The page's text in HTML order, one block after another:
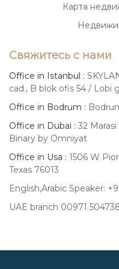
Карта
Свяжитесь с нами
Office in Istanbul :
cad., B blok ofis 54 / Lobi
Office in Bodrum :
Office in Dubai : 32
Binary by Omniyat
Office in Usa : 1506 W
Texas 76013
English,Arabic Speaker:
UAE branch 00971